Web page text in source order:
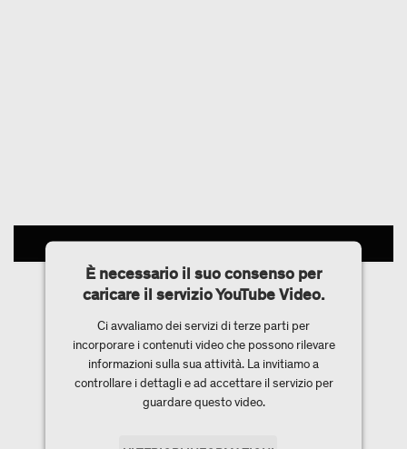
È necessario il suo consenso per
caricare il servizio YouTube Video.
Ci avvaliamo dei servizi di terze parti per
incorporare i contenuti video che possono rilevare
informazioni sulla sua attività. La invitiamo a
controllare i dettagli e ad accettare il servizio per
guardare questo video.